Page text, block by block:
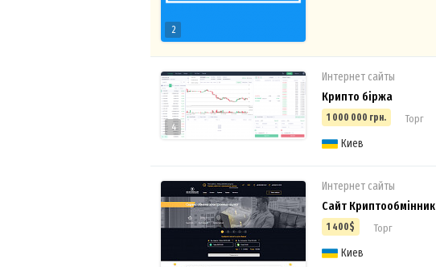
2
4
Интернет сайты
Крипто біржа
1 000 000 грн. Торг
Киев
Интернет сайты
Сайт Криптообмінник
1 400$ Торг
Киев